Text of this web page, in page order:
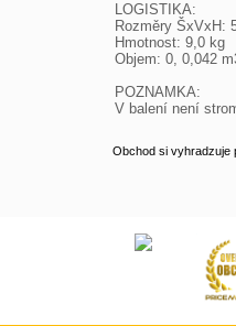
LOGISTIKA:
Rozměry ŠxVxH:
Hmotnost: 9,0 kg
Objem: 0, 0,042
POZNAMKA:
V balení není
Obchod si vyhradzuje